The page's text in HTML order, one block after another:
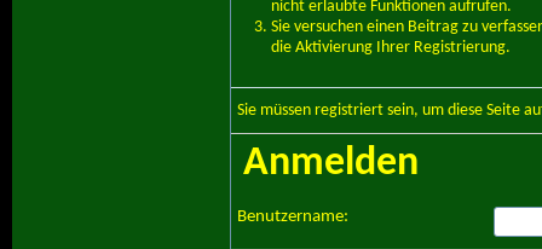
nicht erlaubte Funktionen aufrufen.
Sie versuchen einen Beitrag zu
die Aktivierung Ihrer Registrierung.
Sie müssen registriert sein, um diese Seite
Anmelden
Benutzername: